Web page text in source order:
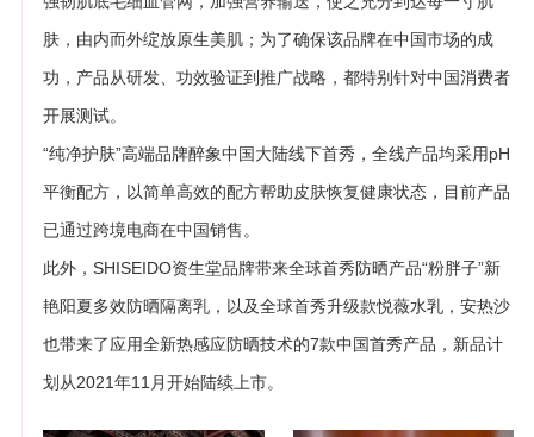
肤，由内而外绽放原生美肌；为了确保该品牌在中国市场的成
功，产品从研发、功效验证到推广战略，都特别针对中国消费者
开展测试。
“纯净护肤”高端品牌醉象中国大陆线下首秀，全线产品均采用pH
平衡配方，以简单高效的配方帮助皮肤恢复健康状态，目前产品
已通过跨境电商在中国销售。
此外，SHISEIDO资生堂品牌带来全球首秀防晒产品“粉胖子”新
艳阳夏多效防晒隔离乳，以及全球首秀升级款悦薇水乳，安热沙
也带来了应用全新热感应防晒技术的7款中国首秀产品，新品计
划从2021年11月开始陆续上市。